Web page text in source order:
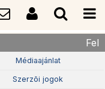
Fel
Médiaajánlat
Szerzõi jogok